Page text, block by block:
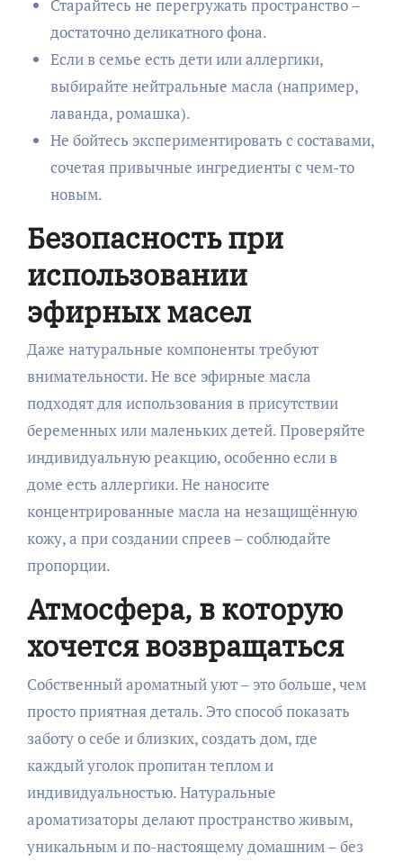
Старайтесь не перегружать пространство –
достаточно деликатного фона.
Если в семье есть дети или аллергики,
выбирайте нейтральные масла (например,
лаванда, ромашка).
Не бойтесь экспериментировать с составами,
сочетая привычные ингредиенты с чем-то
новым.
Безопасность при
использовании
эфирных масел
Даже натуральные компоненты требуют
внимательности. Не все эфирные масла
подходят для использования в присутствии
беременных или маленьких детей. Проверяйте
индивидуальную реакцию, особенно если в
доме есть аллергики. Не наносите
концентрированные масла на незащищённую
кожу, а при создании спреев – соблюдайте
пропорции.
Атмосфера, в которую
хочется возвращаться
Собственный ароматный уют – это больше, чем
просто приятная деталь. Это способ показать
заботу о себе и близких, создать дом, где
каждый уголок пропитан теплом и
индивидуальностью. Натуральные
ароматизаторы делают пространство живым,
уникальным и по-настоящему домашним – без